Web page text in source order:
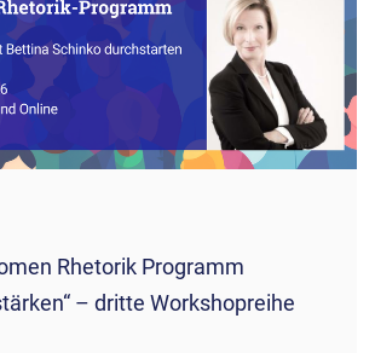
Rhetorik Programm
– dritte Workshopreihe